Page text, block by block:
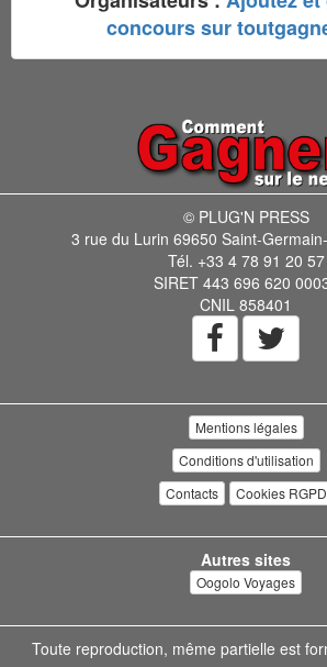
concours sur
© PLUG'N PRESS
3 rue du Lurin 69650 Saint-
Tél. +33 4 78 91 20 57
SIRET 443 696 620
CNIL 858401
Mentions légales
Conditions d'utilisation
Contacts
Cookies RGPD
Autres sites
Oogolo Voyages
Toute reproduction, même partielle est